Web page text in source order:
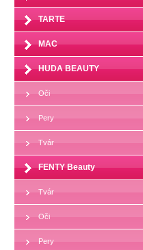
TARTE
MAC
HUDA BEAUTY
Oči
Pery
Tvár
FENTY Beauty
Tvár
Oči
Pery